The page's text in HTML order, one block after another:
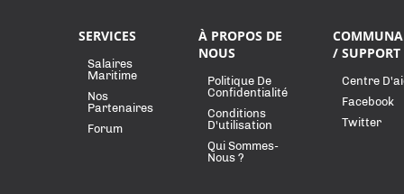
SERVICES
Salaires
Maritime
Nos
Partenaires
Forum
À PROPOS DE
NOUS
Politique De
Confidentialité
Conditions
D'utilisation
Qui Sommes-
Nous ?
/ SUPPORT
Centre
Facebook
Twitter